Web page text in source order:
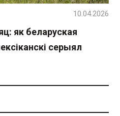
як беларуская
серыял
10.04.2026